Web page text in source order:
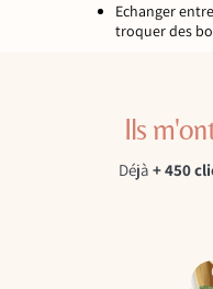
Echanger
troquer des
Ils
Déjà + 450